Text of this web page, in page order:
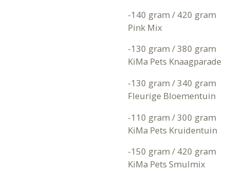
-140 gram / 420 gram
Pink Mix
-130 gram / 380 gram
KiMa Pets Knaagparade
-130 gram / 340 gram
Fleurige Bloementuin
-110 gram / 300 gram
KiMa Pets Kruidentuin
-150 gram / 420 gram
KiMa Pets Smulmix